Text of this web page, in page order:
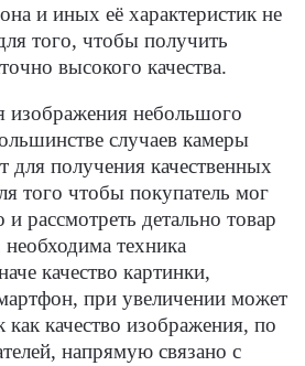
и иных её характеристик не
того, чтобы получить
высокого качества.
изображения небольшого
случаев камеры
для получения качественных
того чтобы покупатель мог
рассмотреть детально товар
необходима техника
качество картинки,
при увеличении может
как качество изображения, по
напрямую связано с